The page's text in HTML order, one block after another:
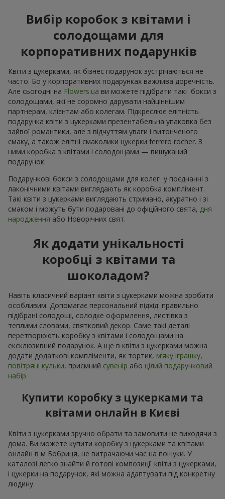
Вибір коробок з квітами і
солодощами для
корпоративних подарунків
Квіти з цукерками, як бізнес подарунок зустрічаються не
часто. Бо у корпоративних подарунках важлива доречність.
Але сьогодні на Flowers.ua ви можете підібрати такі бокси з
солодощами, які не соромно дарувати найціннішим
партнерам, клієнтам або колегам. Підкреслює елітність
подарунка квіти з цукерками презентабельна упаковка без
зайвої романтики, але з відчуттям уваги і витонченого
смаку, а також елітні смаколики цукерки ferrero rocher. З
ними коробка з квітами і солодощами — вишуканий
подарунок.
Подарункові бокси з солодощами для колег у поєднанні з
лаконічними квітами виглядають як коробка комплімент.
Такі квіти з цукерками виглядають стримано, акуратно і зі
смаком і можуть бути подаровані до офіційного свята, дня
народження або Новорічних свят.
Як додати унікальності
коробці з квітами та
шоколадом?
Навіть класичний варіант квіти з цукерками можна зробити
особливим. Допомагає персональний підхід: правильно
підібрані солодощі, солодке оформлення, листівка з
теплими словами, святковий декор. Саме такі деталі
перетворюють коробку з квітами і солодощами на
ексклюзивний подарунок. А ще в квіти з цукерками можна
додати додаткові компліменти, як тортик, м’яку іграшку,
повітряні кульки, приємний сувенір або цілий подарунковий
набір.
Купити коробку з цукерками та
квітами онлайн в Києві
Квіти з цукерками зручно обрати та замовити не виходячи з
дома. Ви можете купити коробку з цукерками та квітами
онлайн в м Бобриця, не витрачаючи час на пошуки. У
каталозі легко знайти й готові композиції квіти з цукерками,
і цукерки на подарунок, які можна адаптувати під конкретну
людину.